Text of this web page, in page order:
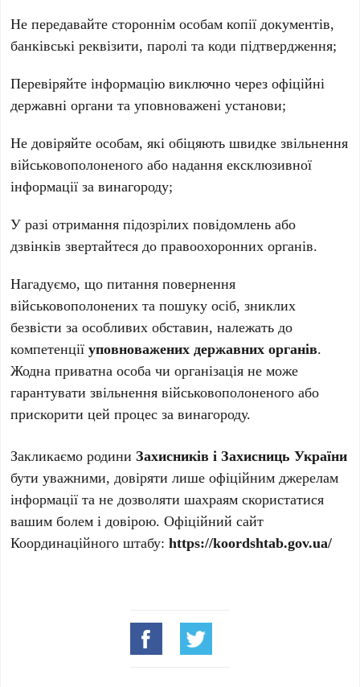
Не передавайте стороннім особам копії документів,
банківські реквізити, паролі та коди підтвердження;
Перевіряйте інформацію виключно через офіційні
державні органи та уповноважені установи;
Не довіряйте особам, які обіцяють швидке звільнення
військовополоненого або надання ексклюзивної
інформації за винагороду;
У разі отримання підозрілих повідомлень або
дзвінків звертайтеся до правоохоронних органів.
Нагадуємо, що питання повернення
військовополонених та пошуку осіб, зниклих
безвісти за особливих обставин, належать до
компетенціїуповноважених державних органів.
Жодна приватна особа чи організація не може
гарантувати звільнення військовополоненого або
прискорити цей процес за винагороду.
Закликаємо родиниЗахисників і Захисниць України
бути уважними, довіряти лише офіційним джерелам
інформації та не дозволяти шахраям скористатися
вашим болем і довірою. Офіційний сайт
Координаційного штабу:https://koordshtab.gov.ua/